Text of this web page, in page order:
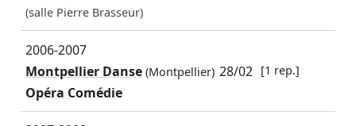
(salle Pierre Brasseur)
2006-2007
Montpellier Danse(Montpellier) 28/02 [1 rep.]
Opéra Comédie